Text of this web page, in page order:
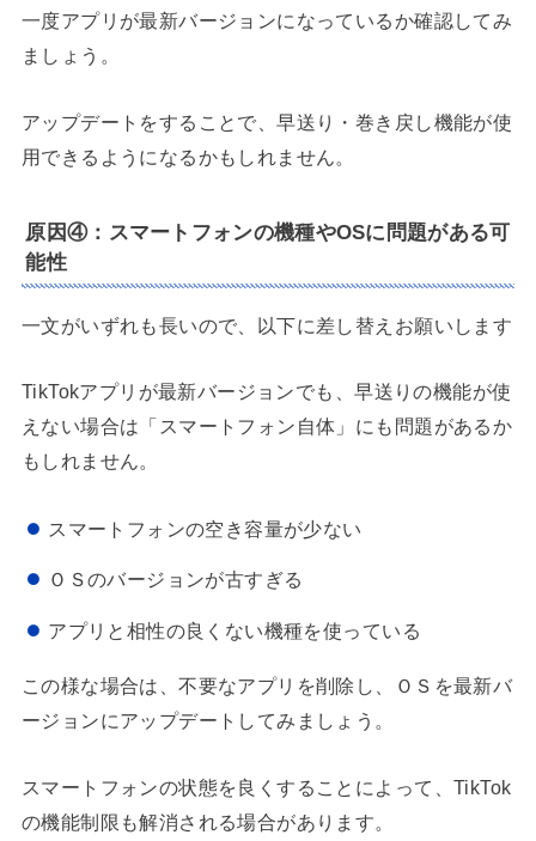
一度アプリが最新バージョンになっているか確認してみ
ましょう。
アップデートをすることで、早送り・巻き戻し機能が使
用できるようになるかもしれません。
原因④：スマートフォンの機種やOSに問題がある可
能性
一文がいずれも長いので、以下に差し替えお願いします
TikTokアプリが最新バージョンでも、早送りの機能が使
えない場合は「スマートフォン自体」にも問題があるか
もしれません。
スマートフォンの空き容量が少ない
ＯＳのバージョンが古すぎる
アプリと相性の良くない機種を使っている
この様な場合は、不要なアプリを削除し、ＯＳを最新バ
ージョンにアップデートしてみましょう。
スマートフォンの状態を良くすることによって、TikTok
の機能制限も解消される場合があります。